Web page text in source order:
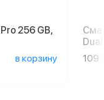
256 GB,
в корзину
109